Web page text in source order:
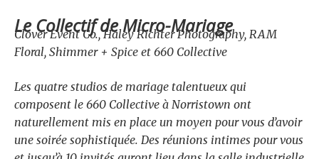
Le Collectif de Micro-Mariage
Clover Event Co., Haley Richter Photography, RAM
Floral, Shimmer + Spice et 660 Collective
Les quatre studios de mariage talentueux qui
composent le 660 Collective à Norristown ont
naturellement mis en place un moyen pour vous d’avoir
une soirée sophistiquée. Des réunions intimes pour vous